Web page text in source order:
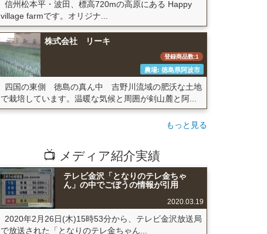
信州松本平・波田、標高720mの高原にある Happy
village farmです。オリジナ...
株式会社 リーキ
登録商品数:1
農場: 徳島県阿波市
四国の東側 徳島の真ん中 吉野川流域の肥沃な土地
で栽培しています。温暖な気候と周囲が剣山麓と阿...
もっと見る
📺 メディア紹介実績
テレビ金沢「となりのテレ金ちゃ
ん」の中でごぼうの情報が引用
2020.03.19
2020年2月26日(木)15時53分から、テレビ金沢放送局
で放送された「となりのテレ金ちゃん...